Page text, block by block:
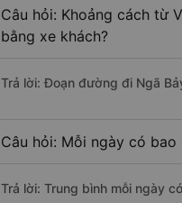
Câu hỏi: Khoảng cách từ
bằng xe khách?
Trả lời: Đoạn đường đi Ngã
Câu hỏi: Mỗi ngày có
Trả lời: Trung bình mỗi ngày